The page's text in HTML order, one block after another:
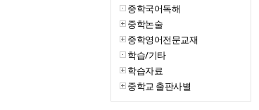
중학국어독해
중학논술
중학영어전문교재
학습/기타
학습자료
중학교 출판사별